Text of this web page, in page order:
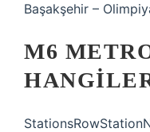
Başakşehir –
M6